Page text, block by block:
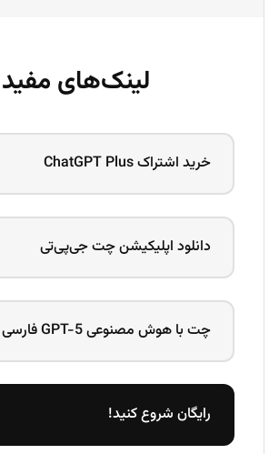
لینک‌های مفید
خرید اشتراک ChatGPT Plus
دانلود اپلیکیشن چت جی‌پی‌تی
چت با هوش مصنوعی GPT-5 فارسی
رایگان شروع کنید!